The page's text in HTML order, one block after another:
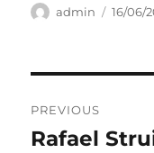
Author
admin
Posted
16/06/
pos
PREVIOUS
Previous
Rafael